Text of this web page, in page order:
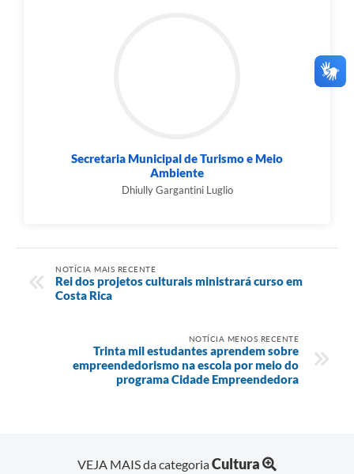
Secretaria Municipal de Turismo e Meio
Ambiente
Dhiully Gargantini Luglio
NOTÍCIA MAIS RECENTE
Rei dos projetos culturais ministrará curso em
Costa Rica
NOTÍCIA MENOS RECENTE
Trinta mil estudantes aprendem sobre
empreendedorismo na escola por meio do
programa Cidade Empreendedora
VEJA MAIS da categoriaCultura